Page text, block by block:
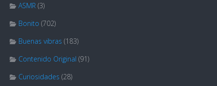
ASMR (3)
Bonito (702)
Buenas vibras (183)
Contenido Original (91)
Curiosidades (28)